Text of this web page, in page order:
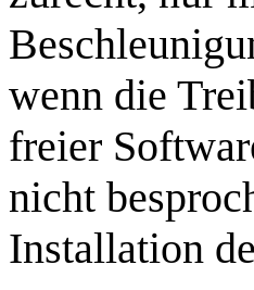
wenn die
freier
nicht
Installation